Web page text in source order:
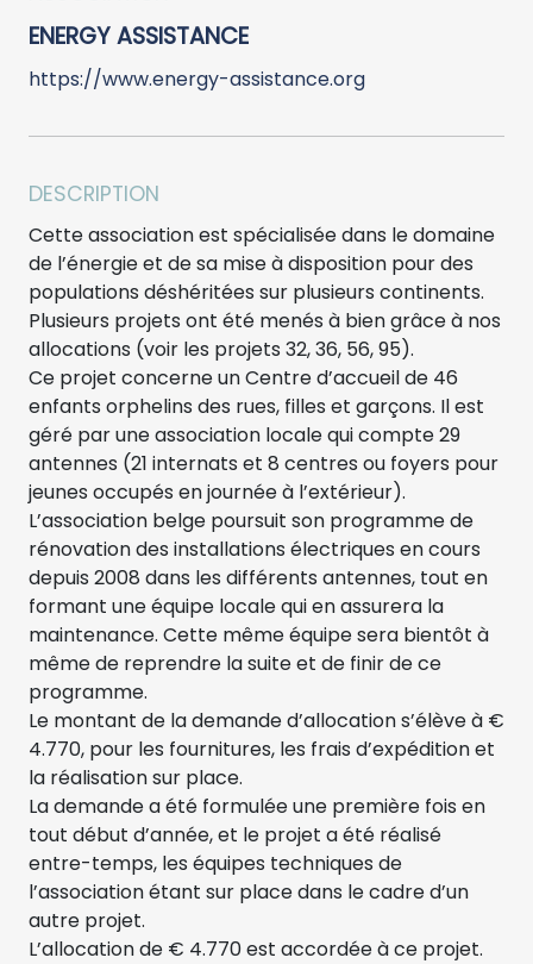
ENERGY ASSISTANCE
https://www.energy-assistance.org
DESCRIPTION
Cette association est spécialisée dans le domaine
de l’énergie et de sa mise à disposition pour des
populations déshéritées sur plusieurs continents.
Plusieurs projets ont été menés à bien grâce à nos
allocations (voir les projets 32, 36, 56, 95).
Ce projet concerne un Centre d’accueil de 46
enfants orphelins des rues, filles et garçons. Il est
géré par une association locale qui compte 29
antennes (21 internats et 8 centres ou foyers pour
jeunes occupés en journée à l’extérieur).
L’association belge poursuit son programme de
rénovation des installations électriques en cours
depuis 2008 dans les différents antennes, tout en
formant une équipe locale qui en assurera la
maintenance. Cette même équipe sera bientôt à
même de reprendre la suite et de finir de ce
programme.
Le montant de la demande d’allocation s’élève à €
4.770, pour les fournitures, les frais d’expédition et
la réalisation sur place.
La demande a été formulée une première fois en
tout début d’année, et le projet a été réalisé
entre-temps, les équipes techniques de
l’association étant sur place dans le cadre d’un
autre projet.
L’allocation de € 4.770 est accordée à ce projet.